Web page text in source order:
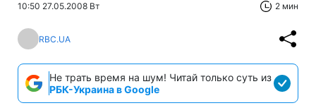
10:50 27.05.2008 Вт 2 мин
RBC.UA
Не трать время на шум! Читай только суть из
РБК-Украина в Google